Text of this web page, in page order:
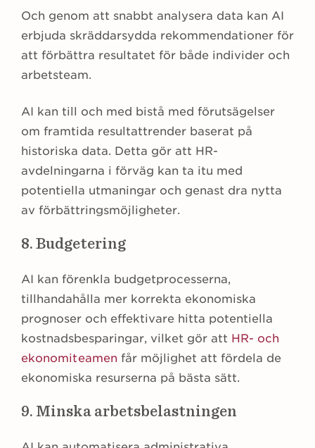
Och genom att snabbt analysera data kan AI
erbjuda skräddarsydda rekommendationer för
att förbättra resultatet för både individer och
arbetsteam.
AI kan till och med bistå med förutsägelser
om framtida resultattrender baserat på
historiska data. Detta gör att HR-
avdelningarna i förväg kan ta itu med
potentiella utmaningar och genast dra nytta
av förbättringsmöjligheter.
8. Budgetering
AI kan förenkla budgetprocesserna,
tillhandahålla mer korrekta ekonomiska
prognoser och effektivare hitta potentiella
kostnadsbesparingar, vilket gör att HR- och
ekonomiteamen får möjlighet att fördela de
ekonomiska resurserna på bästa sätt.
9. Minska arbetsbelastningen